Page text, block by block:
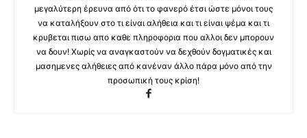
μεγαλύτερη έρευνα από ότι το φανερό έτσι ώστε μόνοι τους
να καταλήξουν στο τι είναι αλήθεια και τι είναι ψέμα και τι
κρυβεται πισω απο καθε πληροφορια που αλλοι δεν μπορουν
να δουν! Χωρίς να αναγκαστούν να δεχθούν δογματικές και
μασημενες αλήθειες από κανέναν άλλο πάρα μόνο από την
προσωπική τους κρίση!